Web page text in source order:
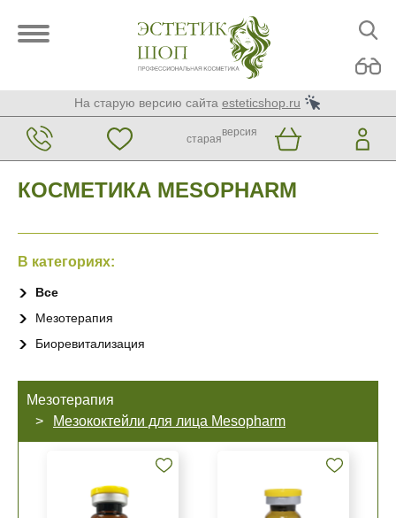
На старую версию сайта esteticshop.ru
старая
версия
КОСМЕТИКА MESOPHARM
В категориях:
Все
Мезотерапия
Биоревитализация
Мезотерапия
Мезококтейли для лица Mesopharm